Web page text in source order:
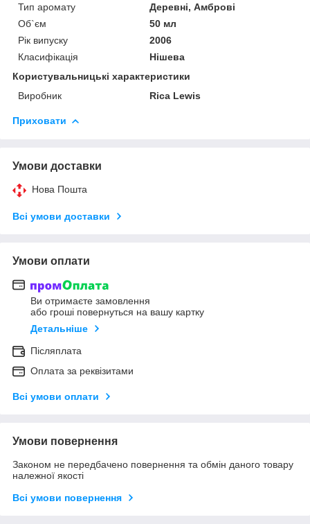
Тип аромату
Деревні, Амброві
Об`єм
50 мл
Рік випуску
2006
Класифікація
Нішева
Користувальницькі характеристики
Виробник
Rica Lewis
Приховати
Умови доставки
Нова Пошта
Всі умови доставки
Умови оплати
Ви отримаєте замовлення
або гроші повернуться на вашу картку
Детальніше
Післяплата
Оплата за реквізитами
Всі умови оплати
Умови повернення
Законом не передбачено повернення та обмін даного товару
належної якості
Всі умови повернення